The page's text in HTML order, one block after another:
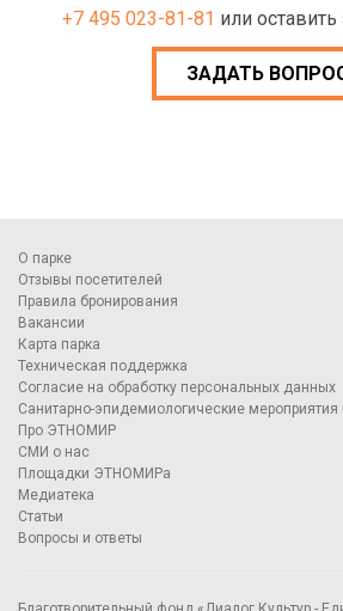
+7 495 023-81-81 или
ЗАДАТЬ
О парке
Отзывы посетителей
Правила бронирования
Вакансии
Карта парка
Техническая поддержка
Согласие на обработку персональных данных
Санитарно-эпидемиологические мероприятия
Про ЭТНОМИР
СМИ о нас
Площадки ЭТНОМИРа
Медиатека
Статьи
Вопросы и ответы